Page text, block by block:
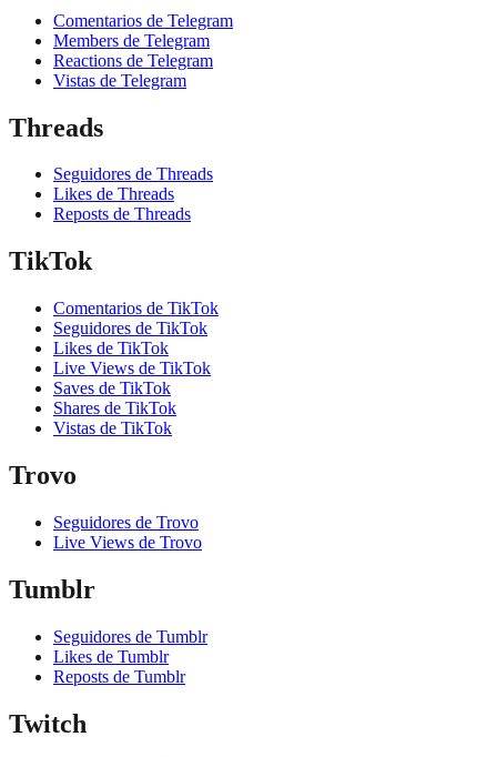
Comentarios de Telegram
Members de Telegram
Reactions de Telegram
Vistas de Telegram
Threads
Seguidores de Threads
Likes de Threads
Reposts de Threads
TikTok
Comentarios de TikTok
Seguidores de TikTok
Likes de TikTok
Live Views de TikTok
Saves de TikTok
Shares de TikTok
Vistas de TikTok
Trovo
Seguidores de Trovo
Live Views de Trovo
Tumblr
Seguidores de Tumblr
Likes de Tumblr
Reposts de Tumblr
Twitch